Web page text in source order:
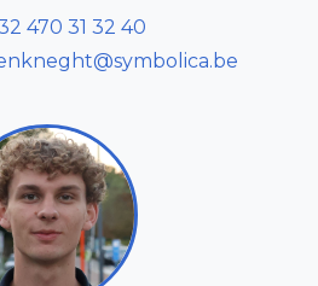
470 31 32 40